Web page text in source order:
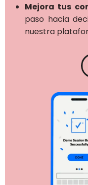
Mejora tus
paso hacia
nuestra